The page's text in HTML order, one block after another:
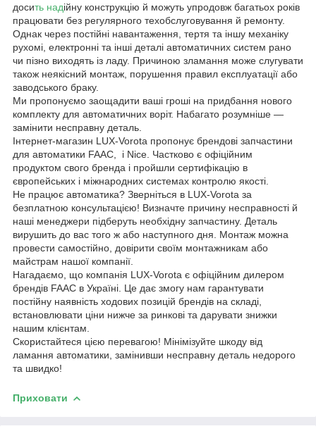
досить надійну конструкцію й можуть упродовж багатьох років
працювати без регулярного техобслуговування й ремонту.
Однак через постійні навантаження, тертя та іншу механіку
рухомі, електронні та інші деталі автоматичних систем рано
чи пізно виходять із ладу. Причиною зламання може слугувати
також неякісний монтаж, порушення правил експлуатації або
заводського браку.
Ми пропонуємо заощадити ваші гроші на придбання нового
комплекту для автоматичних воріт. Набагато розумніше —
замінити несправну деталь.
Інтернет-магазин LUX-Vorota пропонує брендові запчастини
для автоматики FAAC, і Nice. Частково є офіційним
продуктом свого бренда і пройшли сертифікацію в
європейських і міжнародних системах контролю якості.
Не працює автоматика? Зверніться в LUX-Vorota за
безплатною консультацією! Визначте причину несправності й
наші менеджери підберуть необхідну запчастину. Деталь
вирушить до вас того ж або наступного дня. Монтаж можна
провести самостійно, довірити своїм монтажникам або
майстрам нашої компанії.
Нагадаємо, що компанія LUX-Vorota є офіційним дилером
брендів FAAC в Україні. Це дає змогу нам гарантувати
постійну наявність ходових позицій брендів на складі,
встановлювати ціни нижче за ринкові та дарувати знижки
нашим клієнтам.
Скористайтеся цією перевагою! Мінімізуйте шкоду від
ламання автоматики, замінивши несправну деталь недорого
та швидко!
Приховати